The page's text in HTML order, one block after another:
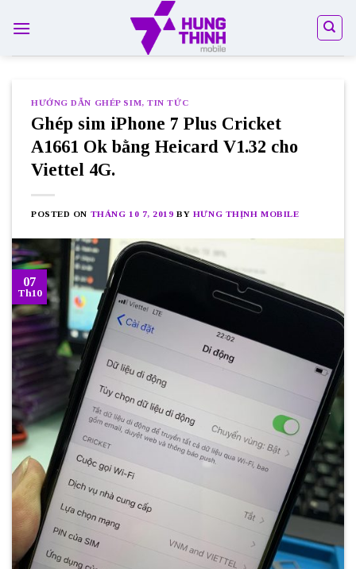
HƯỚNG DẪN GHÉP SIM,TIN TỨC
Ghép sim iPhone 7 Plus Cricket
A1661 Ok bằng Heicard V1.32 cho
Viettel 4G.
POSTED ON THÁNG 10 7, 2019 BY HƯNG THỊNH MOBILE
07
Th10